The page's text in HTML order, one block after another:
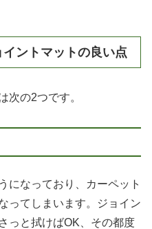
ントマットの良い点
次の2つです。
になっており、カーペット
ってしまいます。ジョイン
っと拭けばOK、その都度